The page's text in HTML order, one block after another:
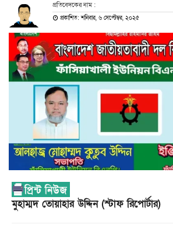
প্রতিবেদকের নাম :
প্রকাশিত: শনিবার, ৬ সেপ্টেম্বর, ২০২৫
মুহাম্মদ তোয়াহার উদ্দিন (স্টাফ রিপোর্টার)